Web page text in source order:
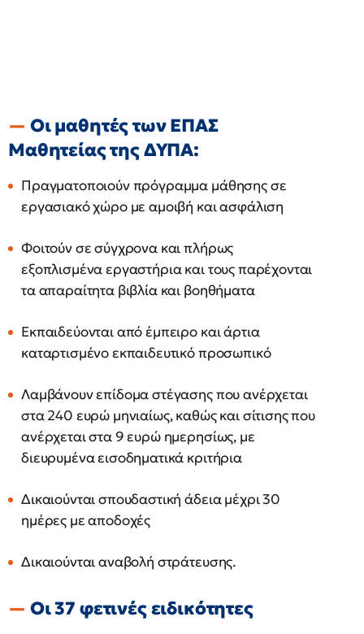
Οι μαθητές των ΕΠΑΣ
Μαθητείας της ΔΥΠΑ:
Πραγματοποιούν πρόγραμμα μάθησης σε
εργασιακό χώρο με αμοιβή και ασφάλιση
Φοιτούν σε σύγχρονα και πλήρως
εξοπλισμένα εργαστήρια και τους παρέχονται
τα απαραίτητα βιβλία και βοηθήματα
Εκπαιδεύονται από έμπειρο και άρτια
καταρτισμένο εκπαιδευτικό προσωπικό
Λαμβάνουν επίδομα στέγασης που ανέρχεται
στα 240 ευρώ μηνιαίως, καθώς και σίτισης που
ανέρχεται στα 9 ευρώ ημερησίως, με
διευρυμένα εισοδηματικά κριτήρια
Δικαιούνται σπουδαστική άδεια μέχρι 30
ημέρες με αποδοχές
Δικαιούνται αναβολή στράτευσης.
Οι 37 φετινές ειδικότητες